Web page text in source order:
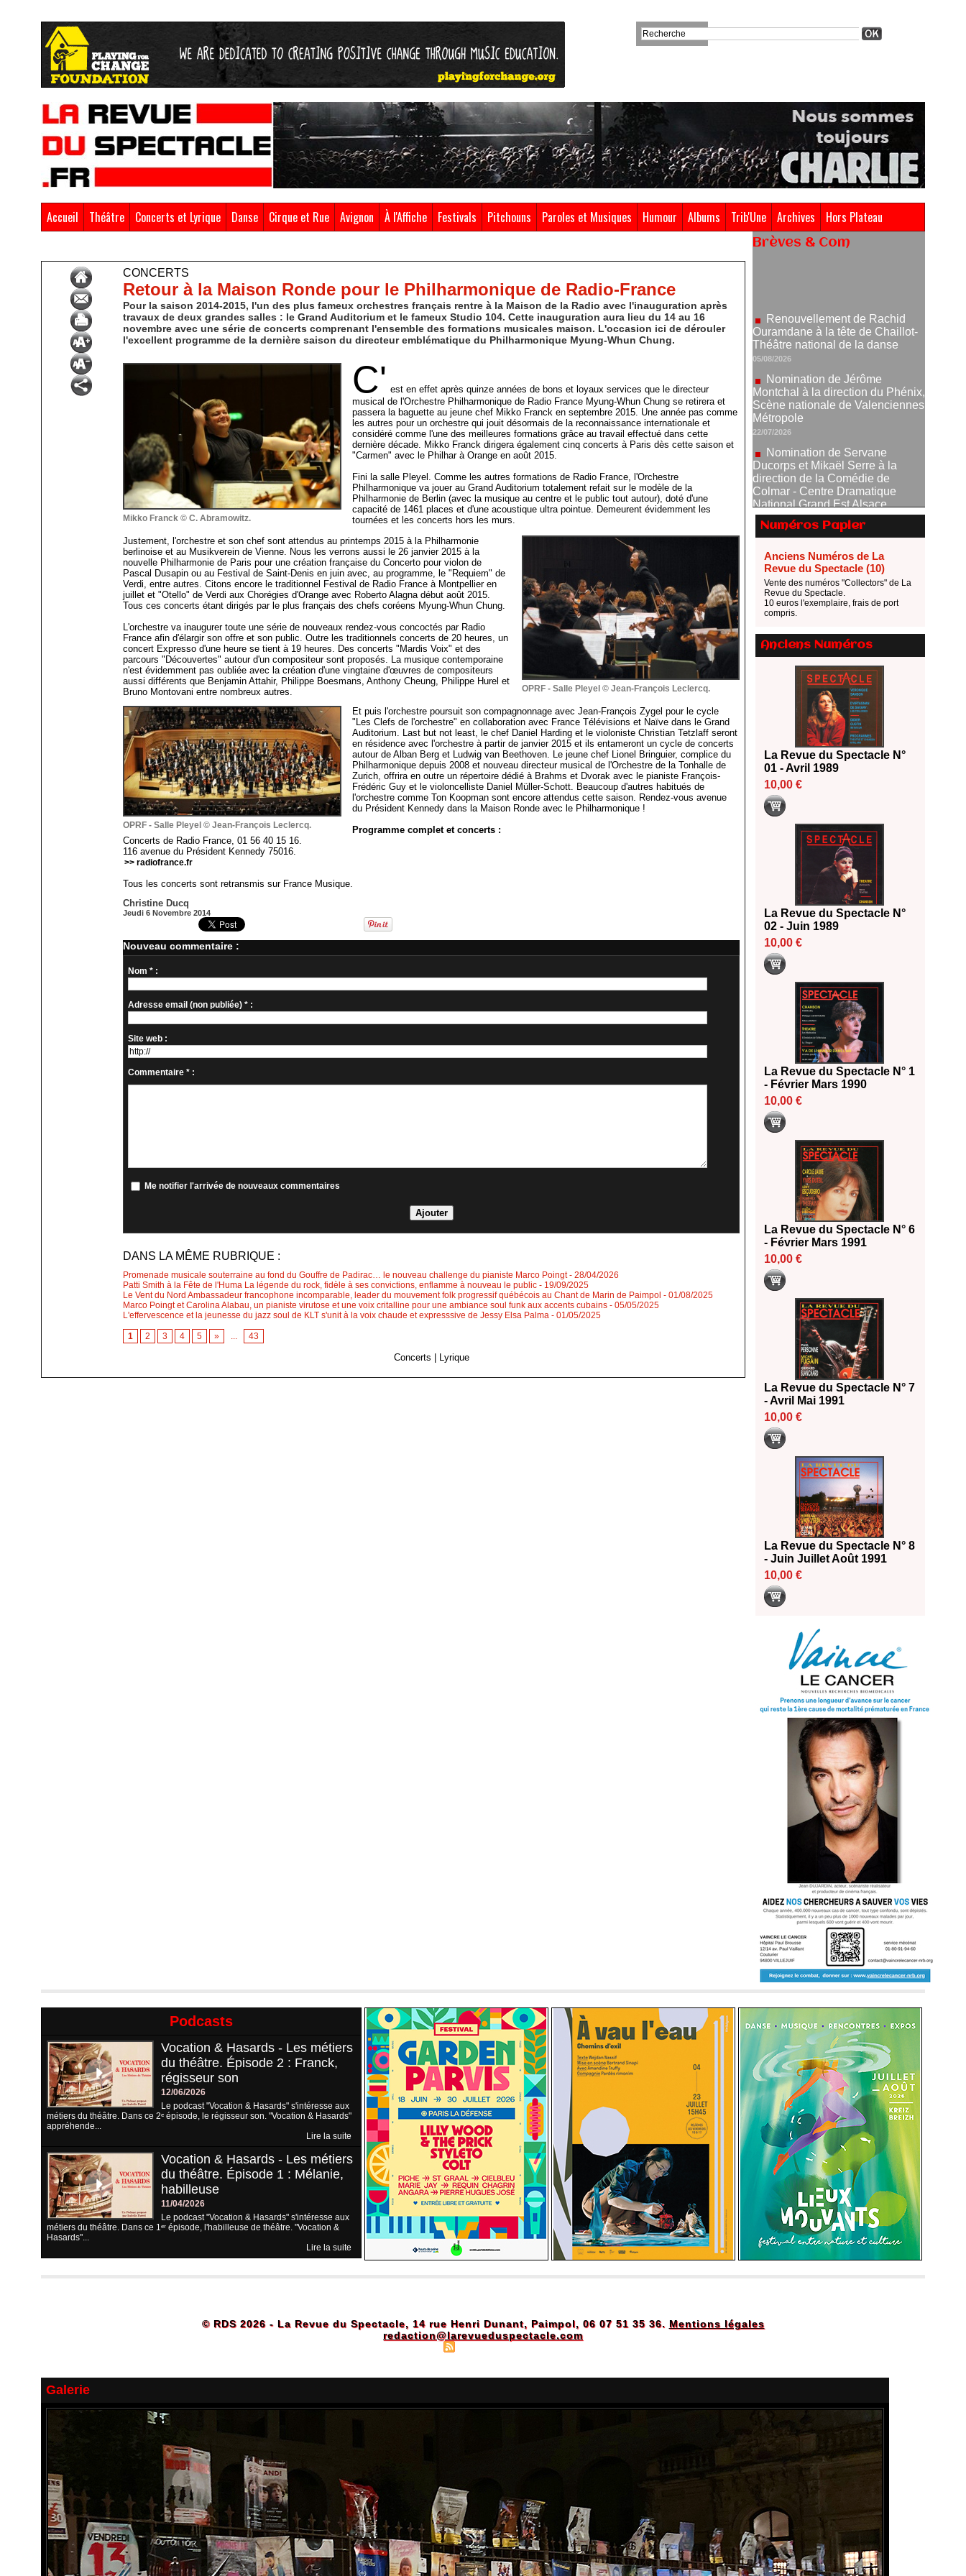
Accueil Théâtre Concerts et Lyrique Danse Cirque et Rue Avignon À l'Affiche Festivals Pitchouns Paroles et Musiques Humour Albums Trib'Une Archives Hors Plateau
CONCERTS
Retour à la Maison Ronde pour le Philharmonique de Radio-France
Pour la saison 2014-2015, l'un des plus fameux orchestres français rentre à la Maison de la Radio avec l'inauguration après
travaux de deux grandes salles : le Grand Auditorium et le fameux Studio 104. Cette inauguration aura lieu du 14 au 16
novembre avec une série de concerts comprenant l'ensemble des formations musicales maison. L'occasion ici de dérouler
l'excellent programme de la dernière saison du directeur emblématique du Philharmonique Myung-Whun Chung.
Mikko Franck © C. Abramowitz.
C' est en effet après quinze années de bons et loyaux services que le directeur
musical de l'Orchestre Philharmonique de Radio France Myung-Whun Chung se retirera et
passera la baguette au jeune chef Mikko Franck en septembre 2015. Une année pas comme
les autres pour un orchestre qui jouit désormais de la reconnaissance internationale et
considéré comme l'une des meilleures formations grâce au travail effectué dans cette
dernière décade. Mikko Franck dirigera également cinq concerts à Paris dès cette saison et
"Carmen" avec le Philhar à Orange en août 2015.
Fini la salle Pleyel. Comme les autres formations de Radio France, l'Orchestre
Philharmonique va jouer au Grand Auditorium totalement refait sur le modèle de la
Philharmonie de Berlin (avec la musique au centre et le public tout autour), doté d'une
capacité de 1461 places et d'une acoustique ultra pointue. Demeurent évidemment les
tournées et les concerts hors les murs.
OPRF - Salle Pleyel © Jean-François Leclercq.
Justement, l'orchestre et son chef sont attendus au printemps 2015 à la Philharmonie
berlinoise et au Musikverein de Vienne. Nous les verrons aussi le 26 janvier 2015 à la
nouvelle Philharmonie de Paris pour une création française du Concerto pour violon de
Pascal Dusapin ou au Festival de Saint-Denis en juin avec, au programme, le "Requiem" de
Verdi, entre autres. Citons encore le traditionnel Festival de Radio France à Montpellier en
juillet et "Otello" de Verdi aux Chorégies d'Orange avec Roberto Alagna début août 2015.
Tous ces concerts étant dirigés par le plus français des chefs coréens Myung-Whun Chung.
L'orchestre va inaugurer toute une série de nouveaux rendez-vous concoctés par Radio
France afin d'élargir son offre et son public. Outre les traditionnels concerts de 20 heures, un
concert Expresso d'une heure se tient à 19 heures. Des concerts "Mardis Voix" et des
parcours "Découvertes" autour d'un compositeur sont proposés. La musique contemporaine
n'est évidemment pas oubliée avec la création d'une vingtaine d'œuvres de compositeurs
aussi différents que Benjamin Attahir, Philippe Boesmans, Anthony Cheung, Philippe Hurel et
Bruno Montovani entre nombreux autres.
OPRF - Salle Pleyel © Jean-François Leclercq.
Et puis l'orchestre poursuit son compagnonnage avec Jean-François Zygel pour le cycle
"Les Clefs de l'orchestre" en collaboration avec France Télévisions et Naïve dans le Grand
Auditorium. Last but not least, le chef Daniel Harding et le violoniste Christian Tetzlaff seront
en résidence avec l'orchestre à partir de janvier 2015 et ils entameront un cycle de concerts
autour de Alban Berg et Ludwig van Beethoven. Le jeune chef Lionel Bringuier, complice du
Philharmonique depuis 2008 et nouveau directeur musical de l'Orchestre de la Tonhalle de
Zurich, offrira en outre un répertoire dédié à Brahms et Dvorak avec le pianiste François-
Frédéric Guy et le violoncelliste Daniel Müller-Schott. Beaucoup d'autres habitués de
l'orchestre comme Ton Koopman sont encore attendus cette saison. Rendez-vous avenue
du Président Kennedy dans la Maison Ronde avec le Philharmonique !
Programme complet et concerts :
Concerts de Radio France, 01 56 40 15 16.
116 avenue du Président Kennedy 75016.
>> radiofrance.fr
Tous les concerts sont retransmis sur France Musique.
Christine Ducq
Jeudi 6 Novembre 2014
Nouveau commentaire :
Nom * :
Adresse email (non publiée) * :
Site web :
Commentaire * :
Me notifier l'arrivée de nouveaux commentaires
DANS LA MÊME RUBRIQUE :
Promenade musicale souterraine au fond du Gouffre de Padirac… le nouveau challenge du pianiste Marco Poingt - 28/04/2026
Patti Smith à la Fête de l'Huma La légende du rock, fidèle à ses convictions, enflamme à nouveau le public - 19/09/2025
Le Vent du Nord Ambassadeur francophone incomparable, leader du mouvement folk progressif québécois au Chant de Marin de Paimpol - 01/08/2025
Marco Poingt et Carolina Alabau, un pianiste virutose et une voix critalline pour une ambiance soul funk aux accents cubains - 05/05/2025
L'effervescence et la jeunesse du jazz soul de KLT s'unit à la voix chaude et expresssive de Jessy Elsa Palma - 01/05/2025
1 2 3 4 5 » ... 43
Concerts Lyrique
Brèves & Com
Nomination de Jérôme
Montchal à la direction du Phénix,
Scène nationale de Valenciennes
22/07/2026
Nomination de Servane
Ducorps et Mikaël Serre à la
direction de la Comédie de
National Grand Est Alsace
07/07/2026
Thomas Jolly et Laëtitia
Guédon nommés à la direction du
TNP
02/07/2026
Fonds SACD Théâtre : les
lauréats 2026
23/06/2026
Dispositif ARTCENA Écrire
pour le cirque, les lauréats 2026 !
Le palmarès des prix SACD
2026
Les 10 lauréats du Fonds
Grandes Formes Théâtre 2026
Nomination de Nathalie
Garraud et Olivier Saccomano à
la direction du Théâtre de
Gennevilliers - CDN
13/06/2026
Dispositif SACD Auteurs
d'espaces : les lauréats 2026
Numéros Papier
Anciens Numéros de La
Revue du Spectacle (10)
Vente des numéros "Collectors" de La
Revue du Spectacle.
10 euros l'exemplaire, frais de port
compris.
Anciens Numéros
La Revue du Spectacle N°
01 - Avril 1989
10,00 €
La Revue du Spectacle N°
02 - Juin 1989
10,00 €
La Revue du Spectacle N° 1
- Février Mars 1990
10,00 €
La Revue du Spectacle N° 6
- Février Mars 1991
10,00 €
La Revue du Spectacle N° 7
- Avril Mai 1991
10,00 €
La Revue du Spectacle N° 8
- Juin Juillet Août 1991
10,00 €
Podcasts
Vocation & Hasards - Les métiers
du théâtre. Épisode 2 : Franck,
régisseur son
12/06/2026
Le podcast "Vocation & Hasards" s'intéresse aux
métiers du théâtre. Dans ce 2ᵉ épisode, le régisseur son. "Vocation & Hasards"
appréhende...
Lire la suite
Vocation & Hasards - Les métiers
du théâtre. Épisode 1 : Mélanie,
habilleuse
11/04/2026
Le podcast "Vocation & Hasards" s'intéresse aux
métiers du théâtre. Dans ce 1ᵉʳ épisode, l'habilleuse de théâtre. "Vocation &
Hasards"...
Lire la suite
© RDS 2026 - La Revue du Spectacle, 14 rue Henri Dunant, Paimpol, 06 07 51 35 36. Mentions légales
redaction@larevueduspectacle.com
Galerie